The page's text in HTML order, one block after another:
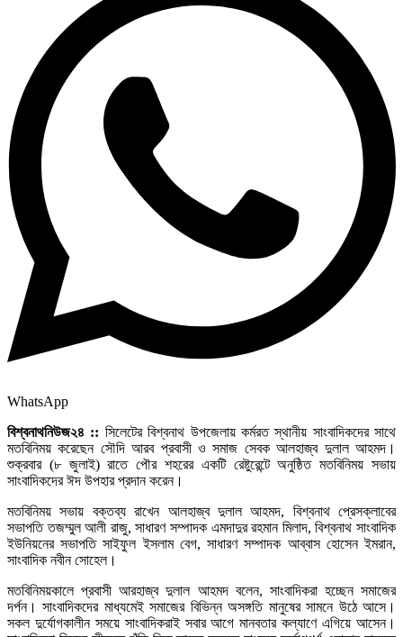
WhatsApp
বিশ্বনাথনিউজ২৪ :: সিলেটের বিশ্বনাথ উপজেলায় কর্মরত স্থানীয় সাংবাদিকদের সাথে
মতবিনিময় করেছেন সৌদি আরব প্রবাসী ও সমাজ সেবক আলহাজ্ব দুলাল আহমদ।
শুক্রবার (৮ জুলাই) রাতে পৌর শহরের একটি রেষ্টুরেন্টে অনুষ্ঠিত মতবিনিময় সভায়
সাংবাদিকদের ঈদ উপহার প্রদান করেন।
মতবিনিময় সভায় বক্তব্য রাখেন আলহাজ্ব দুলাল আহমদ, বিশ্বনাথ প্রেসক্লাবের
সভাপতি তজম্মুল আলী রাজু, সাধারণ সম্পাদক এমদাদুর রহমান মিলাদ, বিশ্বনাথ সাংবাদিক
ইউনিয়নের সভাপতি সাইফুল ইসলাম বেগ, সাধারণ সম্পাদক আব্বাস হোসেন ইমরান,
সাংবাদিক নবীন সোহেল।
মতবিনিময়কালে প্রবাসী আরহাজ্ব দুলাল আহমদ বলেন, সাংবাদিকরা হচ্ছেন সমাজের
দর্পন। সাংবাদিকদের মাধ্যমেই সমাজের বিভিন্ন অসঙ্গতি মানুষের সামনে উঠে আসে।
সকল দুর্যোগকালীন সময়ে সাংবাদিকরাই সবার আগে মানবতার কল্যাণে এগিয়ে আসেন।